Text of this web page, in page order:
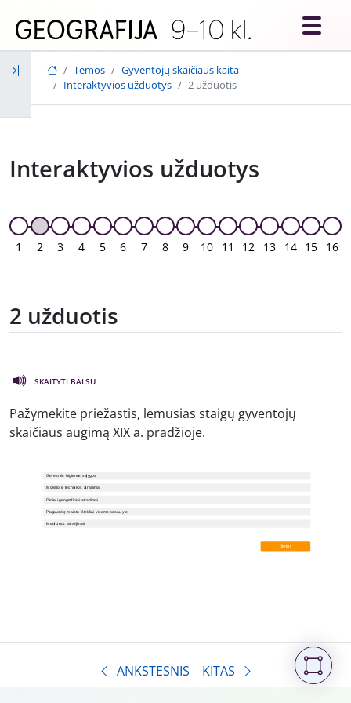
Temos
Gyventojų skaičiaus kaita
Interaktyvios užduotys
2 užduotis
Interaktyvios užduotys
1 2 3 4 5 6 7 8 9 10 11 12 13 14 15 16
2 užduotis
SKAITYTI BALSU
Pažymėkite priežastis, lėmusias staigų gyventojų
skaičiaus augimą XIX a. pradžioje.
ANKSTESNIS KITAS